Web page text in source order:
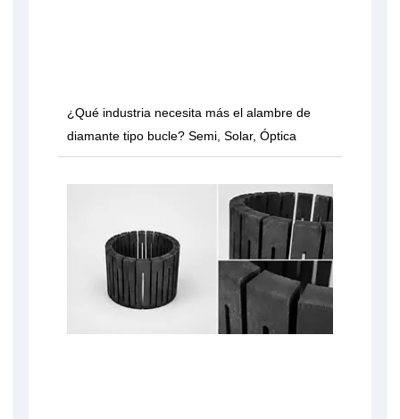
¿Qué industria necesita más el alambre de
diamante tipo bucle? Semi, Solar, Óptica